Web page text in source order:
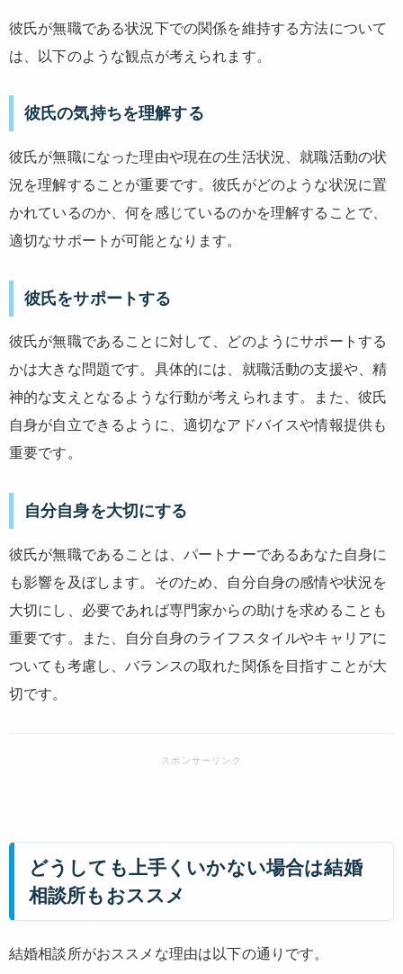
彼氏が無職である状況下での関係を維持する方法について
は、以下のような観点が考えられます。
彼氏の気持ちを理解する
彼氏が無職になった理由や現在の生活状況、就職活動の状
況を理解することが重要です。彼氏がどのような状況に置
かれているのか、何を感じているのかを理解することで、
適切なサポートが可能となります。
彼氏をサポートする
彼氏が無職であることに対して、どのようにサポートする
かは大きな問題です。具体的には、就職活動の支援や、精
神的な支えとなるような行動が考えられます。また、彼氏
自身が自立できるように、適切なアドバイスや情報提供も
重要です。
自分自身を大切にする
彼氏が無職であることは、パートナーであるあなた自身に
も影響を及ぼします。そのため、自分自身の感情や状況を
大切にし、必要であれば専門家からの助けを求めることも
重要です。また、自分自身のライフスタイルやキャリアに
ついても考慮し、バランスの取れた関係を目指すことが大
切です。
どうしても上手くいかない場合は結婚
相談所もおススメ
結婚相談所がおススメな理由は以下の通りです。